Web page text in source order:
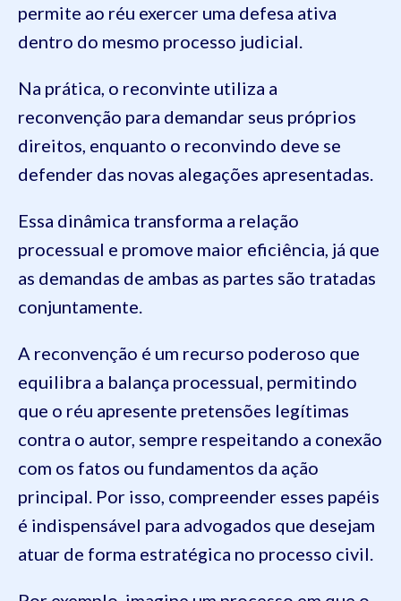
permite ao réu exercer uma defesa ativa
dentro do mesmo processo judicial.
Na prática, o reconvinte utiliza a
reconvenção para demandar seus próprios
direitos, enquanto o reconvindo deve se
defender das novas alegações apresentadas.
Essa dinâmica transforma a relação
processual e promove maior eficiência, já que
as demandas de ambas as partes são tratadas
conjuntamente.
A reconvenção é um recurso poderoso que
equilibra a balança processual, permitindo
que o réu apresente pretensões legítimas
contra o autor, sempre respeitando a conexão
com os fatos ou fundamentos da ação
principal. Por isso, compreender esses papéis
é indispensável para advogados que desejam
atuar de forma estratégica no processo civil.